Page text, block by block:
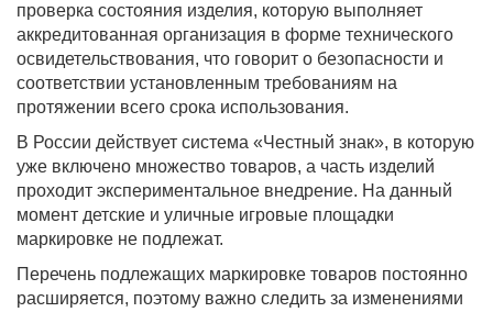
проверка состояния изделия, которую выполняет
аккредитованная организация в форме технического
освидетельствования, что говорит о безопасности и
соответствии установленным требованиям на
протяжении всего срока использования.
В России действует система «Честный знак», в которую
уже включено множество товаров, а часть изделий
проходит экспериментальное внедрение. На данный
момент детские и уличные игровые площадки
маркировке не подлежат.
Перечень подлежащих маркировке товаров постоянно
расширяется, поэтому важно следить за изменениями